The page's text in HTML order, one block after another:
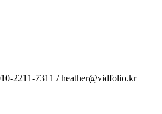
2211-7311 / heather@vidfolio.kr